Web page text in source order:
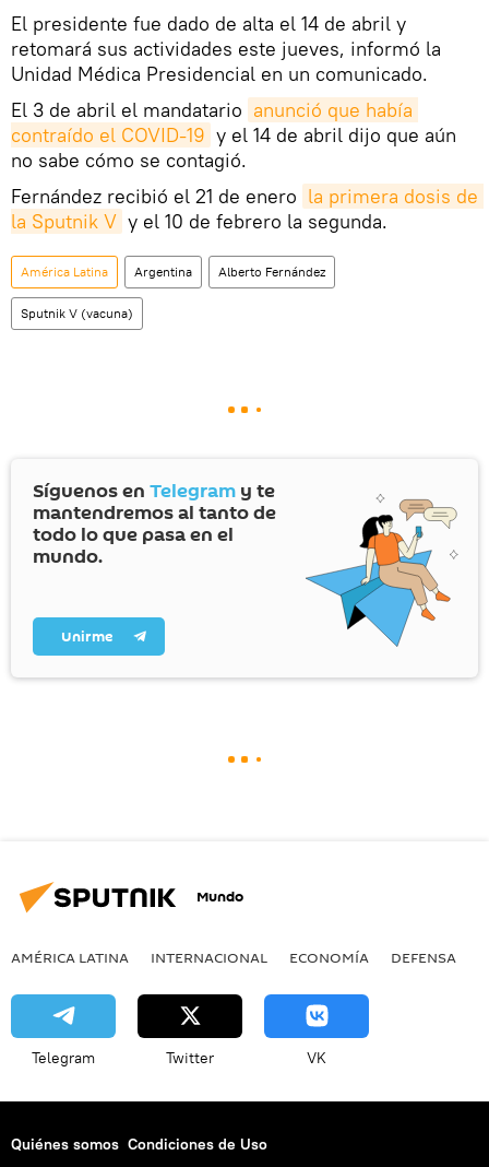
El presidente fue dado de alta el 14 de abril y
retomará sus actividades este jueves, informó la
Unidad Médica Presidencial en un comunicado.
El 3 de abril el mandatario anunció que había
contraído el COVID-19 y el 14 de abril dijo que aún
no sabe cómo se contagió.
Fernández recibió el 21 de enero la primera dosis de
la Sputnik V y el 10 de febrero la segunda.
América Latina Argentina Alberto Fernández
Sputnik V (vacuna)
Síguenos en Telegram y te
mantendremos al tanto de
todo lo que pasa en el
mundo.
Unirme
Mundo
AMÉRICA LATINA INTERNACIONAL ECONOMÍA DEFENSA
Telegram Twitter VK
Quiénes somos Condiciones de Uso